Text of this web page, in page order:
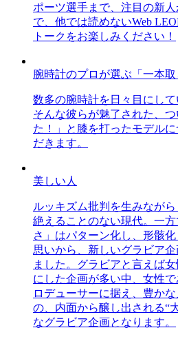
ポーツ選手まで、注目の新
で、他では読めないWeb
トークをお楽しみください！
腕時計のプロが選ぶ「一本取
数多の腕時計を日々目にして
そんな彼らが魅了された、
た！」と膝を打ったモデル
だきます。
美しい人
ルッキズム批判を生みなが
絶えることのない現代。一
さ」はパターン化し、形骸
思いから、新しいグラビア
ました。グラビアと言えば
にした企画が多い中、女性
ロデューサーに据え、豊か
の、内面から醸し出される“
なグラビア企画となります。